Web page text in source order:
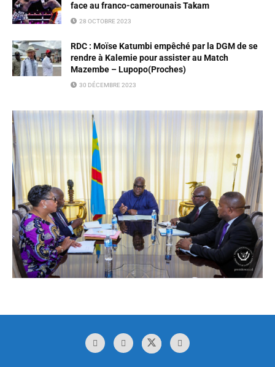
face au franco-camerounais Takam
28 OCTOBRE 2023
RDC : Moïse Katumbi empêché par la DGM de se
rendre à Kalemie pour assister au Match
Mazembe – Lupopo(Proches)
30 DÉCEMBRE 2023